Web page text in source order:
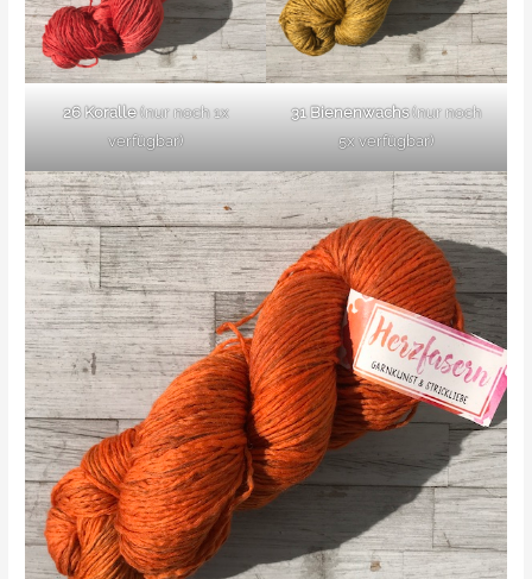
26 Koralle(nur noch 1x
verfügbar)
31 Bienenwachs(nur noch
5x verfügbar)